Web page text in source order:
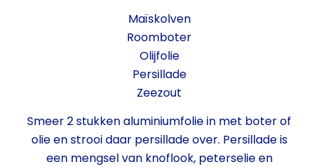
Maïskolven
Roomboter
Olijfolie
Persillade
Zeezout
Smeer 2 stukken aluminiumfolie in met boter of
olie en strooi daar persillade over. Persillade is
een mengsel van knoflook, peterselie en